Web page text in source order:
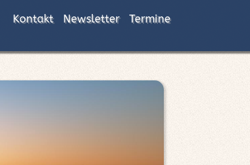
Kontakt Newsletter Termine